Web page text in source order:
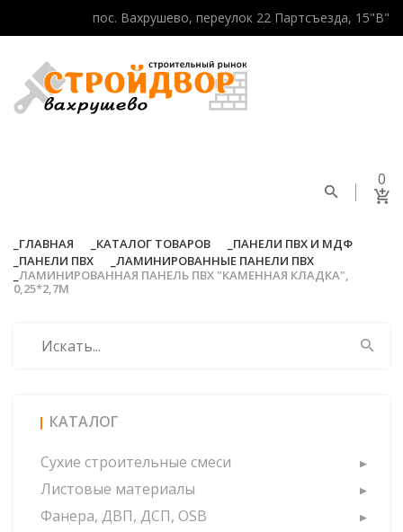
пос. Вахрушево, переулок 22 Партсъезда, 15"В"
0
ГЛАВНАЯ КАТАЛОГ ТОВАРОВ
ПАНЕЛИ ПВХ И МДФ
ПАНЕЛИ ПВХ
ЛАМИНИРОВАННЫЕ ПАНЕЛИ ПВХ
ЛАМИНИРОВАННАЯ ПАНЕЛЬ ПВХ "КАМЕННАЯ КЛАДКА",
0,25*2,7М
КАТАЛОГ
Сухие строительные смеси
Листовые материалы
Фанера, ДВП, ДСП, OSB